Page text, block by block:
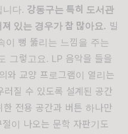
다. 강동구는 특히 도서관
있는 경우가 참 많아요. 빌
이 뻥 뚫리는 느낌을 주는
그렇고요. LP 음악을 들을
와 교양 프로그램이 열리는
러질 수 있도록 설계된 공간
전용 공간과 버튼 하나만
이 나오는 문학 자판기도